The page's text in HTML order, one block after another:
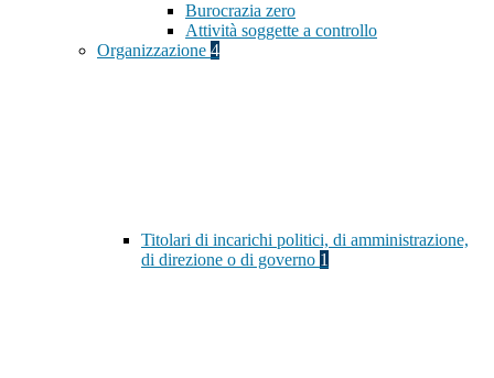
Burocrazia zero
Attività soggette a controllo
Organizzazione 4
Titolari di incarichi politici, di amministrazione,
di direzione o di governo 1